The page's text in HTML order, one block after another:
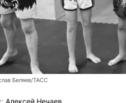
Беляев/ТАСС